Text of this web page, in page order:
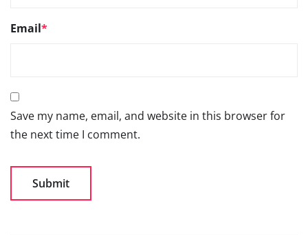
Email*
Save my name, email, and website in this browser for
the next time I comment.